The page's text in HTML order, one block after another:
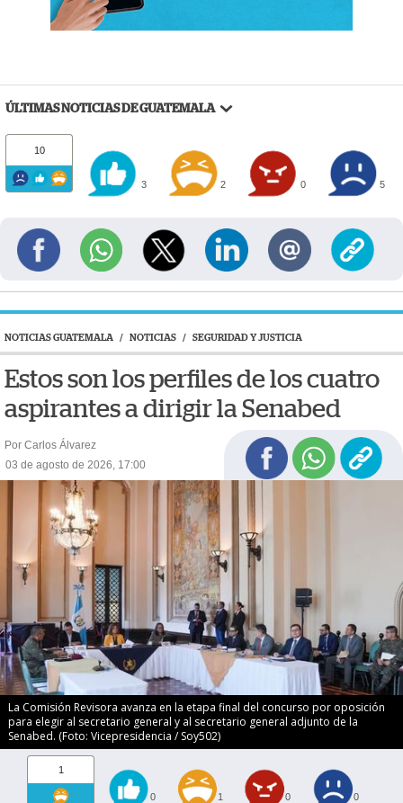
ÚLTIMAS NOTICIAS DE GUATEMALA
10
3 2 0 5
NOTICIAS GUATEMALA / NOTICIAS / SEGURIDAD Y JUSTICIA
Estos son los perfiles de los cuatro
aspirantes a dirigir la Senabed
Por Carlos Álvarez
03 de agosto de 2026, 17:00
La Comisión Revisora avanza en la etapa final del concurso por oposición
para elegir al secretario general y al secretario general adjunto de la
Senabed. (Foto: Vicepresidencia / Soy502)
1
0 1 0 0